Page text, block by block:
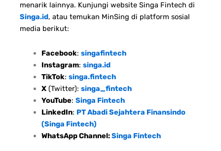
menarik lainnya. Kunjungi website Singa Fintech di
Singa.id, atau temukan MinSing di platform sosial
media berikut:
Facebook: singafintech
Instagram: singa.id
TikTok: singa.fintech
X(Twitter): singa_fintech
YouTube: Singa Fintech
LinkedIn: PT Abadi Sejahtera Finansindo
(Singa Fintech)
WhatsApp Channel:Singa Fintech